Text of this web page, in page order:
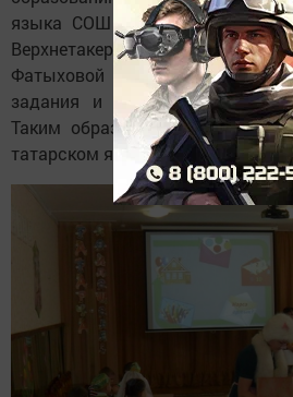
языка СОШ №2 Гульфинур
Верхнетакерменским
Фатыховой внимательно
задания и представленные
Таким образом было оценено,
татарском языке дети из